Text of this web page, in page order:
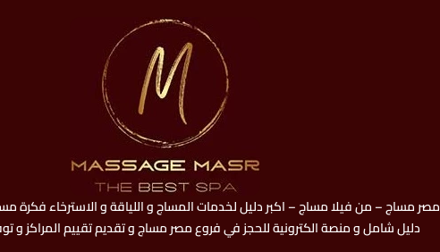
مصر مساج – من فيلا مساج – اكبر دليل لخدمات المساج و اللياقة و الاسترخاء فكرة
دليل شامل و منصة الكترونية للحجز في فروع مصر مساج و تقديم تقييم المراكز و